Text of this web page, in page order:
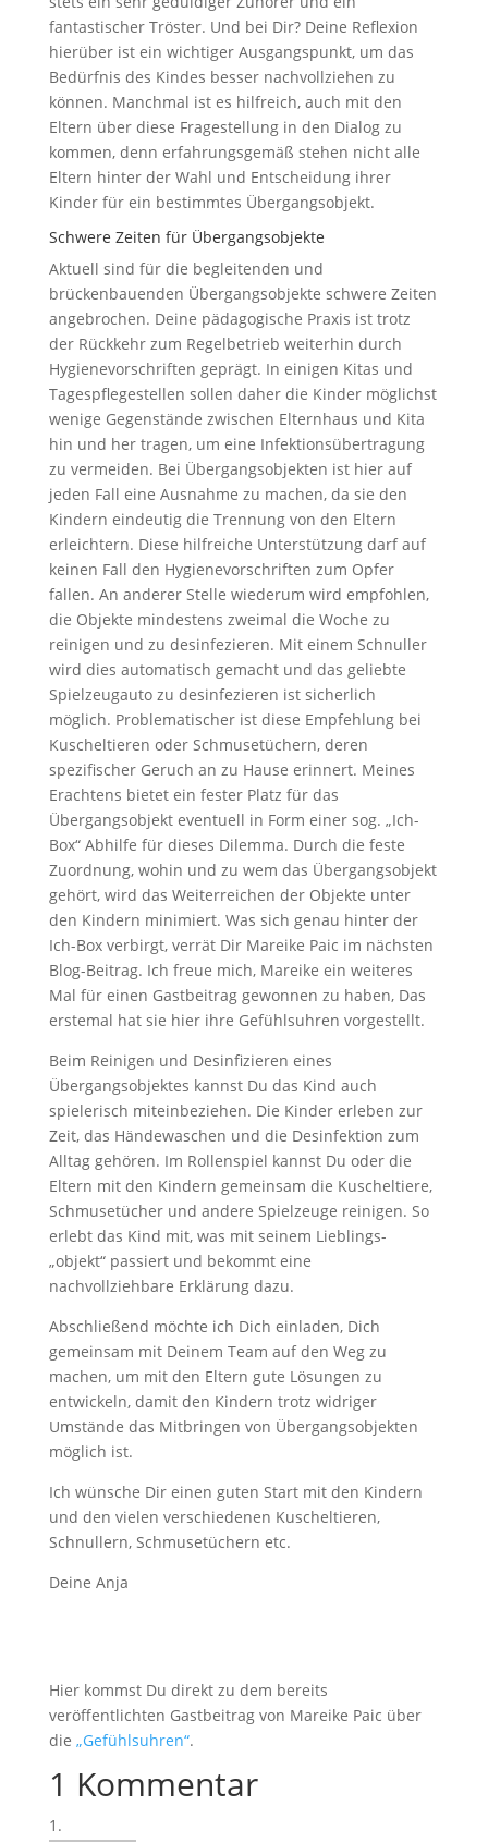
fantastischer Tröster. Und bei Dir? Deine Reflexion
hierüber ist ein wichtiger Ausgangspunkt, um das
Bedürfnis des Kindes besser nachvollziehen zu
können. Manchmal ist es hilfreich, auch mit den
Eltern über diese Fragestellung in den Dialog zu
kommen, denn erfahrungsgemäß stehen nicht alle
Eltern hinter der Wahl und Entscheidung ihrer
Kinder für ein bestimmtes Übergangsobjekt.
Schwere Zeiten für Übergangsobjekte
Aktuell sind für die begleitenden und
brückenbauenden Übergangsobjekte schwere Zeiten
angebrochen. Deine pädagogische Praxis ist trotz
der Rückkehr zum Regelbetrieb weiterhin durch
Hygienevorschriften geprägt. In einigen Kitas und
Tagespflegestellen sollen daher die Kinder möglichst
wenige Gegenstände zwischen Elternhaus und Kita
hin und her tragen, um eine Infektionsübertragung
zu vermeiden. Bei Übergangsobjekten ist hier auf
jeden Fall eine Ausnahme zu machen, da sie den
Kindern eindeutig die Trennung von den Eltern
erleichtern. Diese hilfreiche Unterstützung darf auf
keinen Fall den Hygienevorschriften zum Opfer
fallen. An anderer Stelle wiederum wird empfohlen,
die Objekte mindestens zweimal die Woche zu
reinigen und zu desinfezieren. Mit einem Schnuller
wird dies automatisch gemacht und das geliebte
Spielzeugauto zu desinfezieren ist sicherlich
möglich. Problematischer ist diese Empfehlung bei
Kuscheltieren oder Schmusetüchern, deren
spezifischer Geruch an zu Hause erinnert. Meines
Erachtens bietet ein fester Platz für das
Übergangsobjekt eventuell in Form einer sog. „Ich-
Box“ Abhilfe für dieses Dilemma. Durch die feste
Zuordnung, wohin und zu wem das Übergangsobjekt
gehört, wird das Weiterreichen der Objekte unter
den Kindern minimiert. Was sich genau hinter der
Ich-Box verbirgt, verrät Dir Mareike Paic im nächsten
Blog-Beitrag. Ich freue mich, Mareike ein weiteres
Mal für einen Gastbeitrag gewonnen zu haben, Das
erstemal hat sie hier ihre Gefühlsuhren vorgestellt.
Beim Reinigen und Desinfizieren eines
Übergangsobjektes kannst Du das Kind auch
spielerisch miteinbeziehen. Die Kinder erleben zur
Zeit, das Händewaschen und die Desinfektion zum
Alltag gehören. Im Rollenspiel kannst Du oder die
Eltern mit den Kindern gemeinsam die Kuscheltiere,
Schmusetücher und andere Spielzeuge reinigen. So
erlebt das Kind mit, was mit seinem Lieblings-
„objekt“ passiert und bekommt eine
nachvollziehbare Erklärung dazu.
Abschließend möchte ich Dich einladen, Dich
gemeinsam mit Deinem Team auf den Weg zu
machen, um mit den Eltern gute Lösungen zu
entwickeln, damit den Kindern trotz widriger
Umstände das Mitbringen von Übergangsobjekten
möglich ist.
Ich wünsche Dir einen guten Start mit den Kindern
und den vielen verschiedenen Kuscheltieren,
Schnullern, Schmusetüchern etc.
Deine Anja
Hier kommst Du direkt zu dem bereits
veröffentlichten Gastbeitrag von Mareike Paic über
die „Gefühlsuhren“.
1 Kommentar